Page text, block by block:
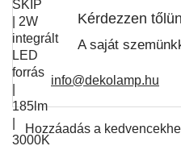
Kérdezzen
A saját
info@dekolamp.hu
Hozzáadás a